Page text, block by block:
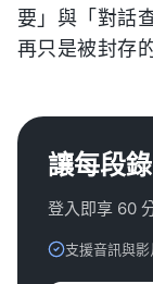
要」與「對話
再只是被封存
讓每段
登入即享 60
支援音訊與